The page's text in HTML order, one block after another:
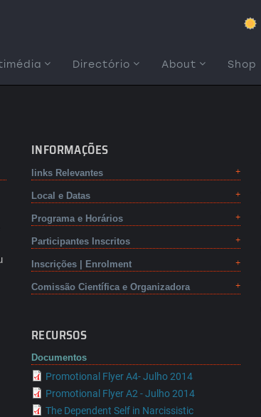
Directório About Shop
INFORMAÇÕES
links Relevantes
Local e Datas
Programa e Horários
Participantes Inscritos
Inscrições | Enrolment
Comissão Científica e Organizadora
RECURSOS
Documentos
Promotional Flyer A4- Julho 2014
Promotional Flyer A2 - Julho 2014
The Dependent Self in Narcissistic